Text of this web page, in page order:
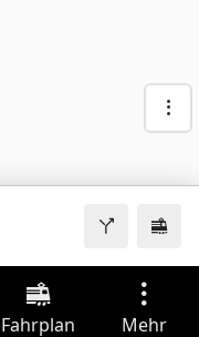
Fahrplan Mehr